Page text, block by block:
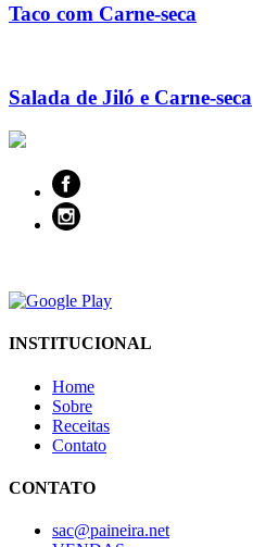
Taco com Carne-seca
Salada de Jiló e Carne-seca
INSTITUCIONAL
Home
Sobre
Receitas
Contato
CONTATO
sac@paineira.net